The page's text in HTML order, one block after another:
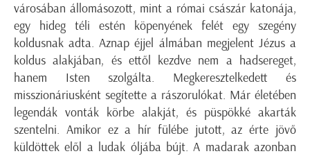
városában állomásozott, mint a római császár katonája,
egy hideg téli estén köpenyének felét egy szegény
koldusnak adta. Aznap éjjel álmában megjelent Jézus a
koldus alakjában, és ettől kezdve nem a hadsereget,
hanem Isten szolgálta. Megkeresztelkedett és
misszionáriusként segítette a rászorulókat. Már életében
legendák vonták körbe alakját, és püspökké akarták
szentelni. Amikor ez a hír fülébe jutott, az érte jövő
küldöttek elől a ludak óljába bújt. A madarak azonban